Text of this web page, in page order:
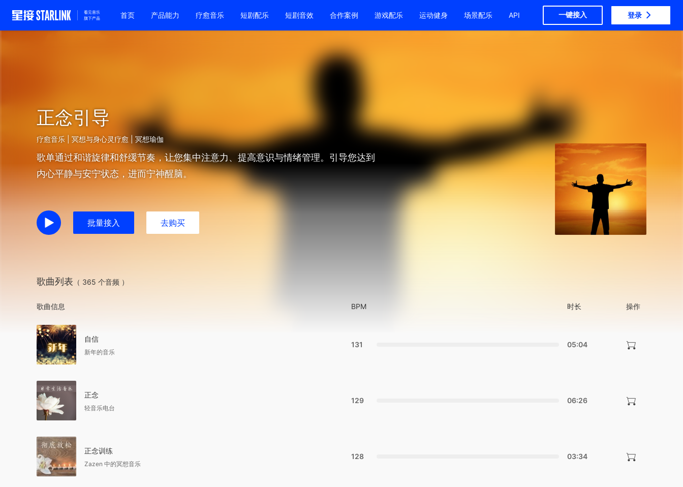
首页 产品能力 疗愈音乐 短剧配乐 短剧音效 合作案例 游戏配乐 运动健身 场景配乐 API 一键接入 登录
正念引导
疗愈音乐 | 冥想与身心灵疗愈 | 冥想瑜伽
歌单通过和谐旋律和舒缓节奏，让您集中注意力、提高意识与情绪管理。引导您达到
内心平静与安宁状态，进而宁神醒脑。
批量接入 去购买
歌曲列表 （ 365 个音频 ）
歌曲信息 BPM 时长 操作
自信
新年的音乐
131 05:04
正念
轻音乐电台
129 06:26
正念训练
Zazen 中的冥想音乐
128 03:34